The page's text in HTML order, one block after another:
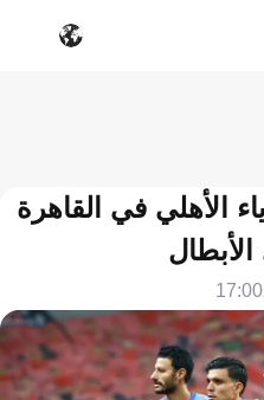
الأهلي في القاهرة
17:00